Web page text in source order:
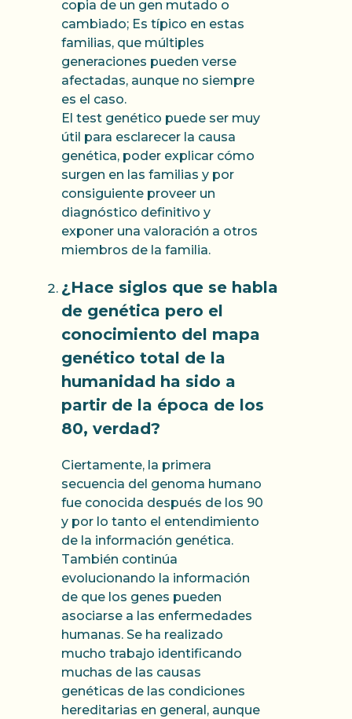
copia de un gen mutado o
cambiado; Es típico en estas
familias, que múltiples
generaciones pueden verse
afectadas, aunque no siempre
es el caso.
El test genético puede ser muy
útil para esclarecer la causa
genética, poder explicar cómo
surgen en las familias y por
consiguiente proveer un
diagnóstico definitivo y
exponer una valoración a otros
miembros de la familia.
¿Hace siglos que se habla
de genética pero el
conocimiento del mapa
genético total de la
humanidad ha sido a
partir de la época de los
80, verdad?
Ciertamente, la primera
secuencia del genoma humano
fue conocida después de los 90
y por lo tanto el entendimiento
de la información genética.
También continúa
evolucionando la información
de que los genes pueden
asociarse a las enfermedades
humanas. Se ha realizado
mucho trabajo identificando
muchas de las causas
genéticas de las condiciones
hereditarias en general, aunque